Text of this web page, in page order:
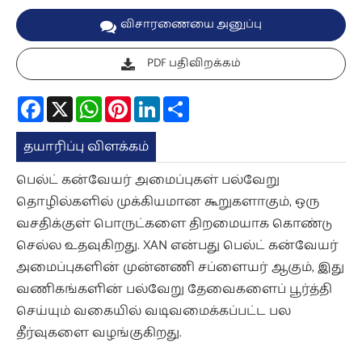
விசாரணையை அனுப்பு
PDF பதிவிறக்கம்
Facebook
X WhatsAppPinterestLinkedIn
தயாரிப்பு விளக்கம்
பெல்ட் கன்வேயர் அமைப்புகள் பல்வேறு
தொழில்களில் முக்கியமான கூறுகளாகும், ஒரு
வசதிக்குள் பொருட்களை திறமையாக கொண்டு
செல்ல உதவுகிறது. XAN என்பது பெல்ட் கன்வேயர்
அமைப்புகளின் முன்னணி சப்ளையர் ஆகும், இது
வணிகங்களின் பல்வேறு தேவைகளைப் பூர்த்தி
செய்யும் வகையில் வடிவமைக்கப்பட்ட பல
தீர்வுகளை வழங்குகிறது.